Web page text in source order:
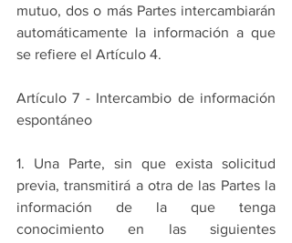
mutuo, dos o más Partes intercambiarán
automáticamente la información a que
se refiere el Artículo 4.
Artículo 7 - Intercambio de información
espontáneo
1. Una Parte, sin que exista solicitud
previa, transmitirá a otra de las Partes la
información de la que tenga
conocimiento en las siguientes